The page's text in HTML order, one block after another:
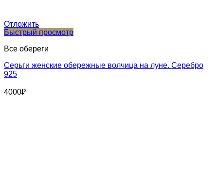
Отложить
Быстрый просмотр
Все обереги
Серьги женские обережные волчица на луне. Серебро
925
4000₽